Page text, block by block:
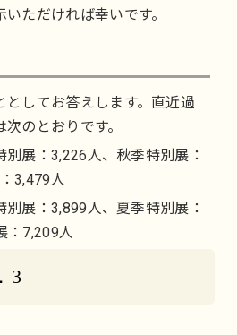
ただければ幸いです。
してお答えします。直近過
のとおりです。
展：3,226人、秋季特別展：
3,479人
展：3,899人、夏季特別展：
：7,209人
3